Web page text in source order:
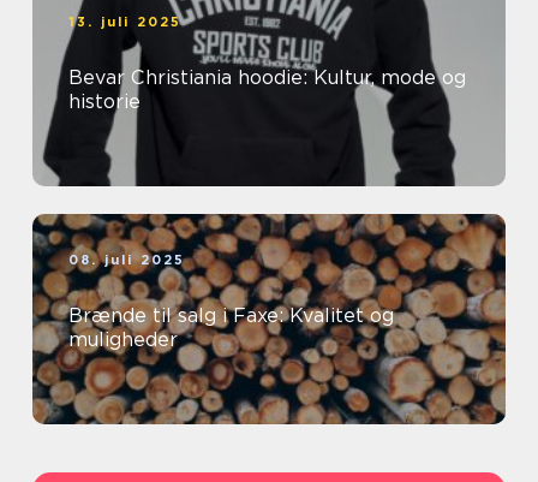
13. juli 2025
Bevar Christiania hoodie: Kultur, mode og
historie
08. juli 2025
Brænde til salg i Faxe: Kvalitet og
muligheder